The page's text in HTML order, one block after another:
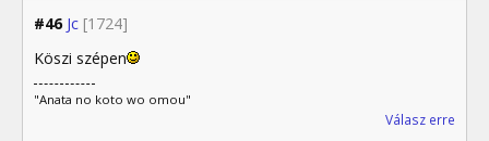
#46 Jc [1724]
Köszi szépen
"Anata no koto wo omou"
Válasz erre